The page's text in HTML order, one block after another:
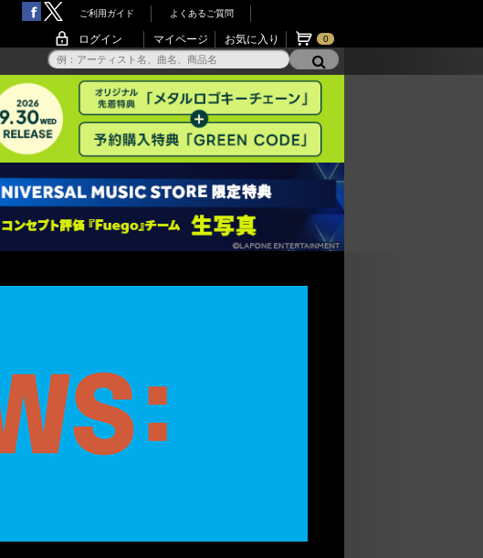
ご利用ガイド よくあるご質問
ログイン マイページ お気に入り 0